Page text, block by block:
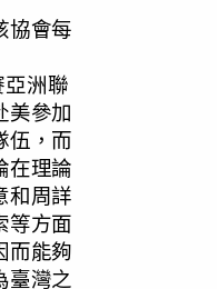
協會每
亞洲聯
美參加
伍，而
在理論
和周詳
等方面
而能夠
臺灣之